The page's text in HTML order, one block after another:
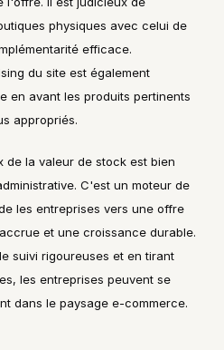
physiques avec celui de
efficace.
du site est également
en avant les produits pertinents
appropriés.
de la valeur de stock est bien
C'est un moteur de
les entreprises vers une offre
et une croissance durable.
suivi rigoureuses et en tirant
les entreprises peuvent se
dans le paysage e-commerce.